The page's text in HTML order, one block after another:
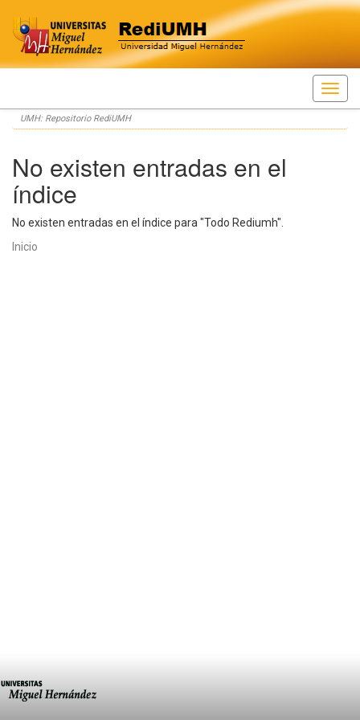
Skip
navigation
UMH: Repositorio RediUMH
No existen entradas en el
índice
No existen entradas en el índice para "Todo Rediumh".
Inicio